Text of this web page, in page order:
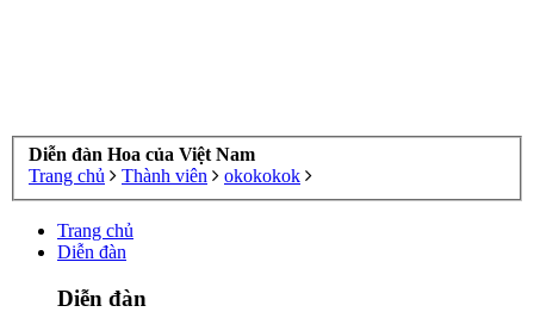
Diễn đàn Hoa của Việt Nam
Trang chủ
Thành viên okokokok
Trang chủ
Diễn đàn
Diễn đàn